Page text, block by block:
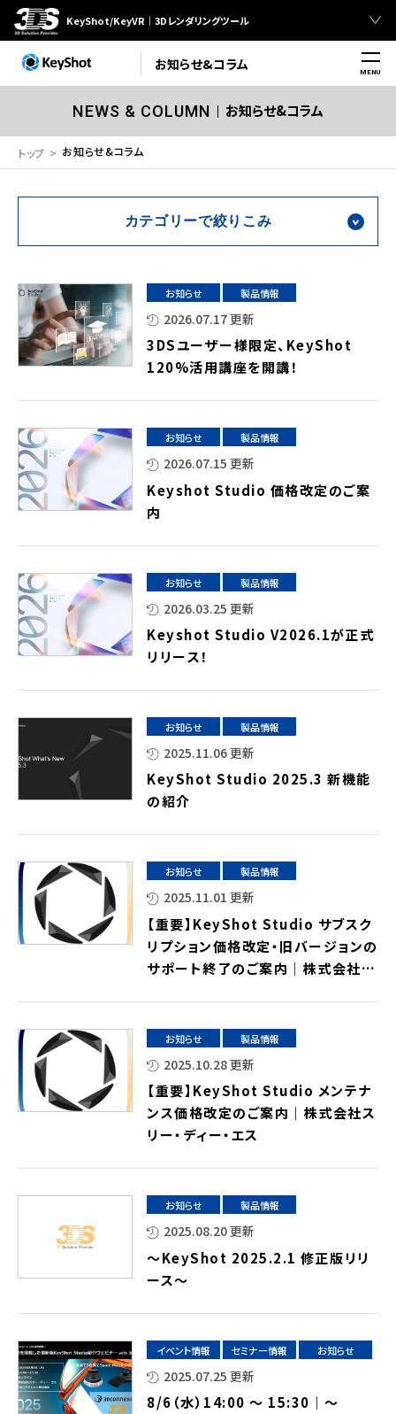
KeyShot/KeyVR｜3Dレンダリングツール
お知らせ&コラム MENU
NEWS & COLUMN お知らせ&コラム
トップ お知らせ&コラム
カテゴリーで絞りこみ
お知らせ 製品情報
2026.07.17 更新
3DSユーザー様限定、KeyShot
120%活用講座を開講！
お知らせ 製品情報
2026.07.15 更新
Keyshot Studio 価格改定のご案
内
お知らせ 製品情報
2026.03.25 更新
Keyshot Studio V2026.1が正式
リリース！
お知らせ 製品情報
2025.11.06 更新
KeyShot Studio 2025.3 新機能
の紹介
お知らせ 製品情報
2025.11.01 更新
【重要】KeyShot Studio サブスク
リプション価格改定・旧バージョンの
サポート終了のご案内｜株式会社ス
お知らせ 製品情報
2025.10.28 更新
【重要】KeyShot Studio メンテナ
ンス価格改定のご案内｜株式会社ス
リー・ディー・エス
お知らせ 製品情報
2025.08.20 更新
～KeyShot 2025.2.1 修正版リリ
ース～
イベント情報 セミナー情報 お知らせ
2025.07.25 更新
8/6（水）14:00 ～ 15:30｜～